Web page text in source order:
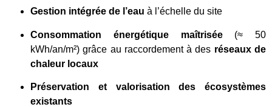
Gestion intégrée de l’eau à l’échelle du site
Consommation énergétique maîtrisée(≈ 50
kWh/an/m²) grâce au raccordement à des réseaux de
chaleur locaux
Préservation et valorisation des écosystèmes
existants